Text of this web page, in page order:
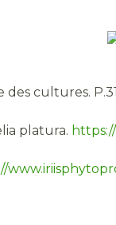
des cultures.
platura.